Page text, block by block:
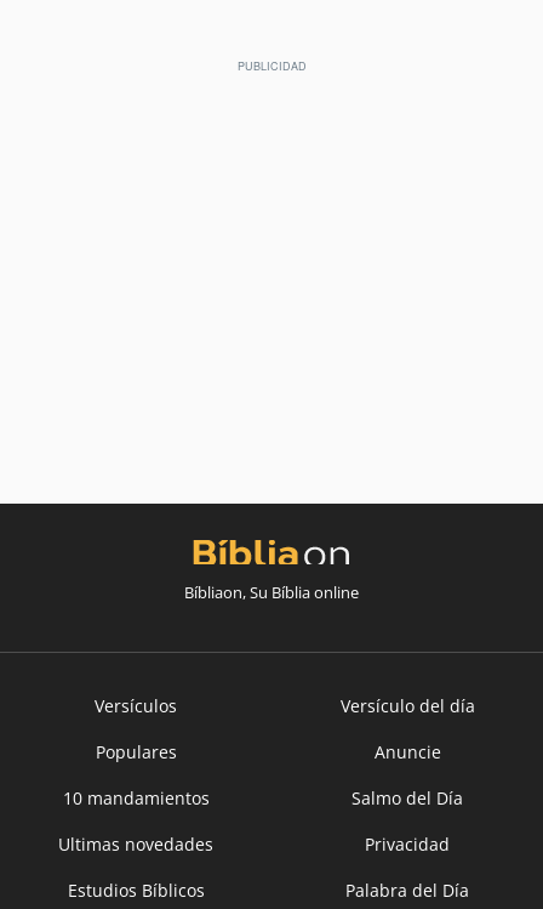
Bíbliaon, Su Bíblia online
Versículos
Versículo del día
Populares
Anuncie
10 mandamientos
Salmo del Día
Ultimas novedades
Privacidad
Estudios Bíblicos
Palabra del Día